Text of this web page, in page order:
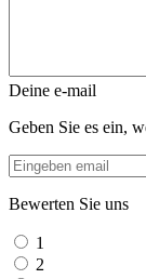
Deine e-mail
Geben Sie es ein,
Bewerten Sie uns
1
2